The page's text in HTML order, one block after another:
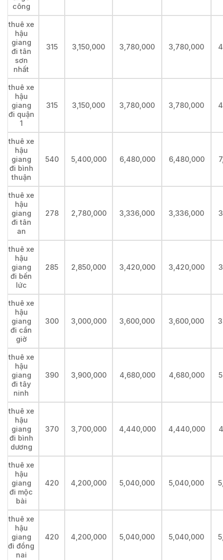
công
thuê xe
hậu
giang
đi tân
sơn
nhất
315 3,150,000 3,780,000 3,780,000
thuê xe
hậu
giang
đi quận
1
315 3,150,000 3,780,000 3,780,000
thuê xe
hậu
giang
đi bình
thuận
540 5,400,000 6,480,000 6,480,000
thuê xe
hậu
giang
đi tân
an
278 2,780,000 3,336,000 3,336,000
thuê xe
hậu
giang
đi bến
lức
285 2,850,000 3,420,000 3,420,000
thuê xe
hậu
giang
đi cần
giờ
300 3,000,000 3,600,000 3,600,000
thuê xe
hậu
giang
đi tây
ninh
390 3,900,000 4,680,000 4,680,000
thuê xe
hậu
giang
đi bình
dương
370 3,700,000 4,440,000 4,440,000
thuê xe
hậu
giang
đi mộc
bài
420 4,200,000 5,040,000 5,040,000
thuê xe
hậu
giang
đi đồng
nai
420 4,200,000 5,040,000 5,040,000